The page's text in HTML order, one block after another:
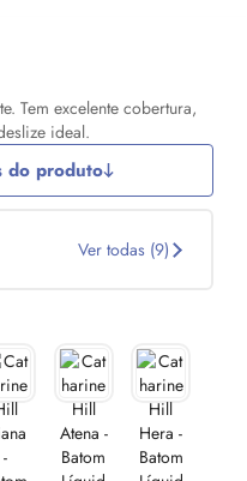
Tem excelente cobertura,
ideal.
do produto
Ver todas (9)